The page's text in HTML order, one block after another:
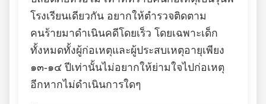
โรงเรียนเดียวกัน อยากให้ตำรวจติดตาม
คนร้ายมาดำเนินคดีโดยเร็ว โดยเฉพาะเด็ก
ทั้งหมดทั้งผู้ก่อเหตุและผู้ประสบเหตุอายุเพียง
๑๓-๑๔ ปีเท่านั้นไม่อยากให้ย่ามใจไปก่อเหตุ
อีกหากไม่ดำเนินการใดๆ